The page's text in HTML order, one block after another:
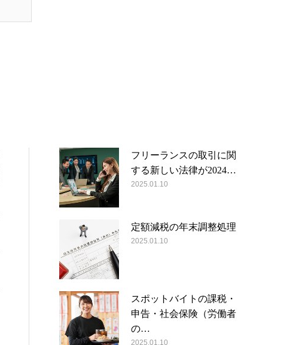
フリーランスの取引に関
する新しい法律が2024…
2025.01.10
定額減税の年末調整処理
2025.01.10
スポットバイトの課税・
申告・社会保険（労働者
の…
2025.01.10